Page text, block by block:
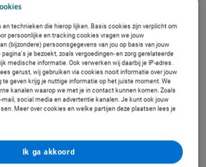
(Netherlands) B.V
Intern Holdings B.V.
B.V.
Inter Holding B.V.
Inter Holdings BV
& Gerlach)
Holdings B.V.
en technieken die hierop lijken. Basis cookies zijn verplicht om
persoonlijke en tracking cookies vragen we jouw
(bijzondere) persoonsgegevens van jou op basis van jouw
je bezoekt, zoals vergoedingen- en zorg gerelateerde
medische informatie. Ook verwerken wij daarbij je IP-adres.
gerust, wij gebruiken via cookies nooit informatie over jouw
geven krijg je nuttige informatie op het juiste moment. We
kanalen waarop we met je in contact kunnen komen. Zoals
mail, social media en advertentie kanalen. Je kunt ook jouw
Meer over cookies en welke partijen deze plaatsen lees je
Ik ga akkoord